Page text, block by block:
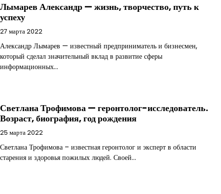
Лымарев Александр — жизнь, творчество, путь к
успеху
27 марта 2022
Александр Лымарев — известный предприниматель и бизнесмен,
который сделал значительный вклад в развитие сферы
информационных…
Светлана Трофимова — геронтолог-исследователь.
Возраст, биография, год рождения
25 марта 2022
Светлана Трофимова – известная геронтолог и эксперт в области
старения и здоровья пожилых людей. Своей…